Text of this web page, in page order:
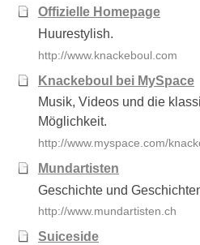
Offizielle Homepage
Huurestylish.
http://www.knackeboul.com
Knackeboul bei MySpace
Musik, Videos und die
Möglichkeit.
http://www.myspace.com/
Mundartisten
Geschichte und
http://www.mundartisten.ch
Suiceside